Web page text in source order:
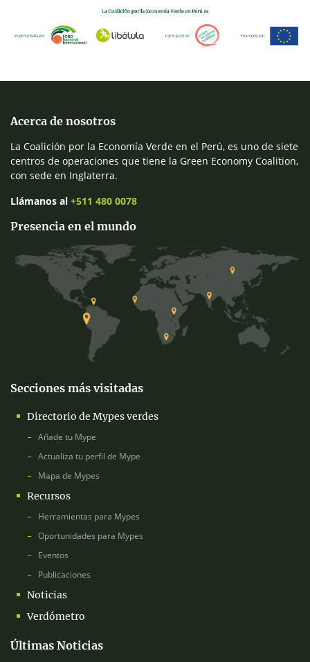
Acerca de nosotros
La Coalición por la Economía Verde en el Perú, es uno de siete
centros de operaciones que tiene la Green Economy Coalition,
con sede en Inglaterra.
Llámanos al +511 480 0078
Presencia en el mundo
Secciones más visitadas
Directorio de Mypes verdes
Añade tu Mype
Actualiza tu perfil de Mype
Mapa de Mypes
Recursos
Herramientas para Mypes
Oportunidades para Mypes
Eventos
Publicaciones
Noticias
Verdómetro
Últimas Noticias